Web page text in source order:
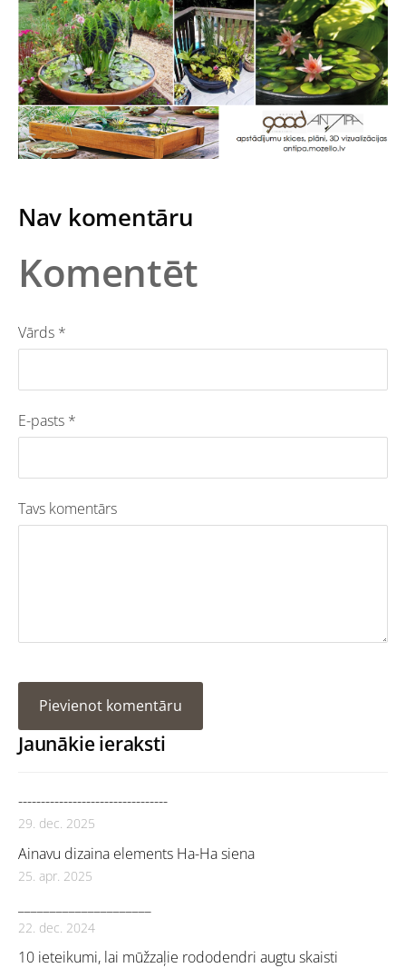
Jaunākie ieraksti
---------------------------------
29. dec. 2025
Ainavu dizaina elements Ha-Ha siena
25. apr. 2025
22. dec. 2024
10 ieteikumi, lai mūžzaļie rododendri augtu skaisti
Nav komentāru
Komentēt
Vārds *
E-pasts *
Tavs komentārs